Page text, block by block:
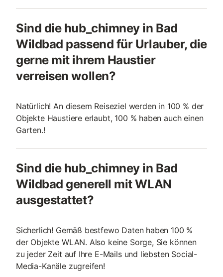
Sind die hub_chimney in Bad
Wildbad passend für Urlauber, die
gerne mit ihrem Haustier
verreisen wollen?
Natürlich! An diesem Reiseziel werden in 100 % der
Objekte Haustiere erlaubt, 100 % haben auch einen
Garten.!
Sind die hub_chimney in Bad
Wildbad generell mit WLAN
ausgestattet?
Sicherlich! Gemäß bestfewo Daten haben 100 %
der Objekte WLAN. Also keine Sorge, Sie können
zu jeder Zeit auf Ihre E-Mails und liebsten Social-
Media-Kanäle zugreifen!